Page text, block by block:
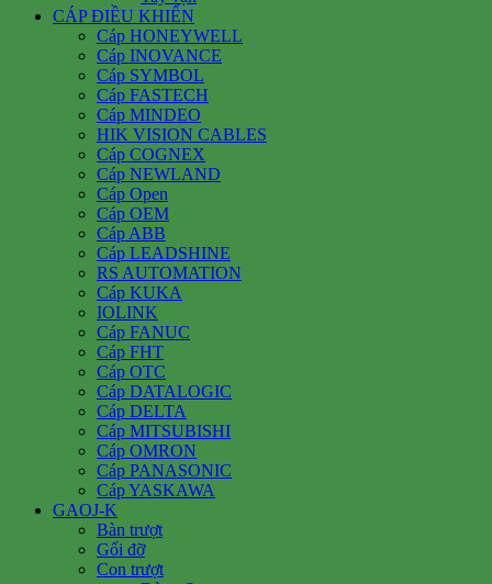
CÁP ĐIỀU KHIỂN
Cáp HONEYWELL
Cáp INOVANCE
Cáp SYMBOL
Cáp FASTECH
Cáp MINDEO
HIK VISION CABLES
Cáp COGNEX
Cáp NEWLAND
Cáp Open
Cáp OEM
Cáp ABB
Cáp LEADSHINE
RS AUTOMATION
Cáp KUKA
IOLINK
Cáp FANUC
Cáp FHT
Cáp OTC
Cáp DATALOGIC
Cáp DELTA
Cáp MITSUBISHI
Cáp OMRON
Cáp PANASONIC
Cáp YASKAWA
GAOJ-K
Bàn trượt
Gối đỡ
Con trượt